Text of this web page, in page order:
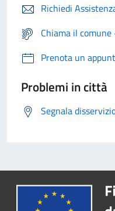
Richiedi
Chiama il
Prenota un
Problemi in città
Segnala